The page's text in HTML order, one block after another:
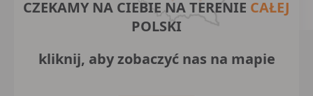
CZEKAMY NA CIEBIE NA TERENIE CAŁEJ
POLSKI
kliknij, aby zobaczyć nas na mapie